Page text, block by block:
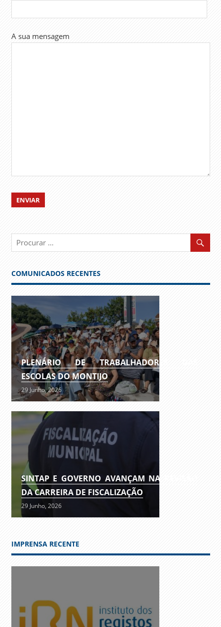
A sua mensagem
COMUNICADOS RECENTES
PLENÁRIO DE TRABALHADORES DAS
ESCOLAS DO MONTIJO
29 Junho, 2026
SINTAP E GOVERNO AVANÇAM NA REVISÃO
DA CARREIRA DE FISCALIZAÇÃO
29 Junho, 2026
IMPRENSA RECENTE